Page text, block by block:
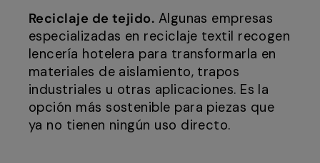
Reciclaje de tejido. Algunas empresas
especializadas en reciclaje textil recogen
lencería hotelera para transformarla en
materiales de aislamiento, trapos
industriales u otras aplicaciones. Es la
opción más sostenible para piezas que
ya no tienen ningún uso directo.